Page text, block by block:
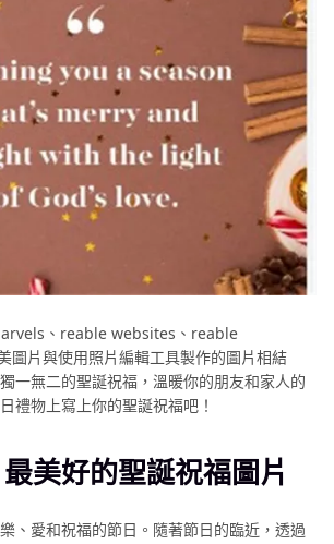
、rеablе wеbsitеs、rеablе
片與使用照片編輯工具製作的圖片相結
一無二的聖誕祝福，溫暖你的朋友和家人的
禮物上寫上你的聖誕祝福吧！
美好的聖誕祝福圖片
、愛和祝福的節日。隨著節日的臨近，透過